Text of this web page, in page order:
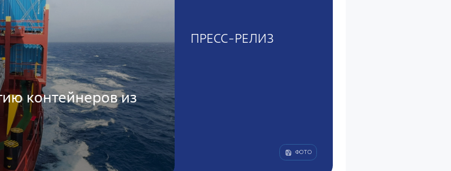
контейнеров из
ПРЕСС-РЕЛИЗ
ФОТО